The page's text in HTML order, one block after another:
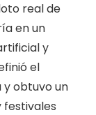
real de
en un
y
el
obtuvo un
festivales